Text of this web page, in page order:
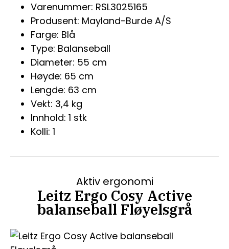
Varenummer: RSL3025165
Produsent: Mayland-Burde A/S
Farge: Blå
Type: Balanseball
Diameter: 55 cm
Høyde: 65 cm
Lengde: 63 cm
Vekt: 3,4 kg
Innhold: 1 stk
Kolli: 1
Aktiv ergonomi
Leitz Ergo Cosy Active
balanseball Fløyelsgrå